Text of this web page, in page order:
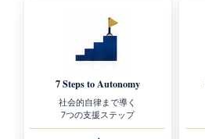
7 Steps to Autonomy
社会的自律まで導く
7つの支援ステップ